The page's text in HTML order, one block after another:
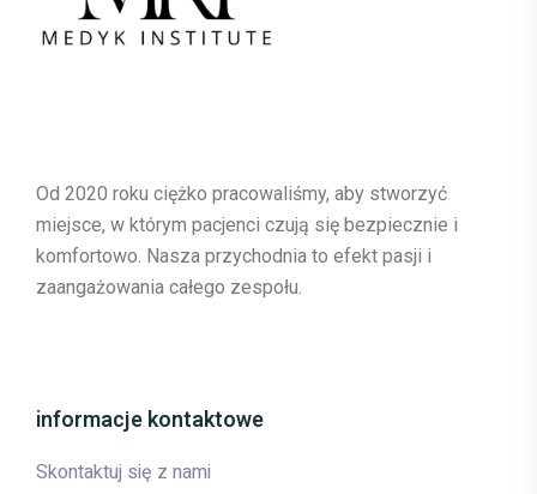
Od 2020 roku ciężko pracowaliśmy, aby stworzyć
miejsce, w którym pacjenci czują się bezpiecznie i
komfortowo. Nasza przychodnia to efekt pasji i
zaangażowania całego zespołu.
informacje kontaktowe
Skontaktuj się z nami